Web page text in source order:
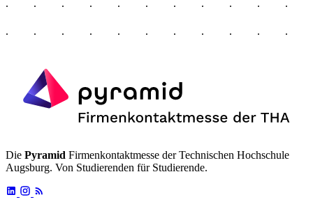
Die Pyramid Firmenkontaktmesse der Technischen Hochschule
Augsburg. Von Studierenden für Studierende.